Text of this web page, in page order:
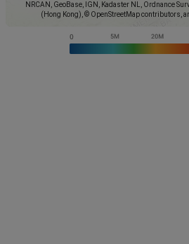
NRCAN, GeoBase, IGN, Kadaster NL, Ordnance
(Hong Kong), © OpenStreetMap contributors,